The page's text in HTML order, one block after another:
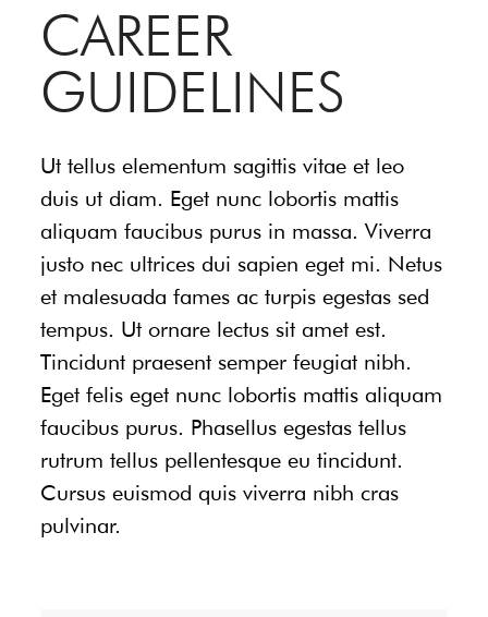
CAREER
GUIDELINES
Ut tellus elementum sagittis vitae et leo
duis ut diam. Eget nunc lobortis mattis
aliquam faucibus purus in massa. Viverra
justo nec ultrices dui sapien eget mi. Netus
et malesuada fames ac turpis egestas sed
tempus. Ut ornare lectus sit amet est.
Tincidunt praesent semper feugiat nibh.
Eget felis eget nunc lobortis mattis aliquam
faucibus purus. Phasellus egestas tellus
rutrum tellus pellentesque eu tincidunt.
Cursus euismod quis viverra nibh cras
pulvinar.